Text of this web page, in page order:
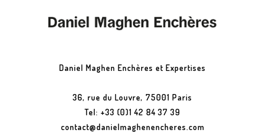
Daniel Maghen Enchères et Expertises
36, rue du Louvre, 75001 Paris
Tel: +33 (0)1 42 84 37 39
contact@danielmaghenencheres.com